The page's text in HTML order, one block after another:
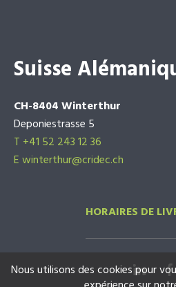
Suisse
CH-8404 Winterthur
Deponiestrasse 5
T +41 52 243 12 36
E winterthur@cridec.ch
HORAIRES DE
Nous utilisons des cookies pour